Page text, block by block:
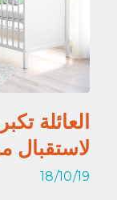
العائلة
لاستقبال
18/10/19